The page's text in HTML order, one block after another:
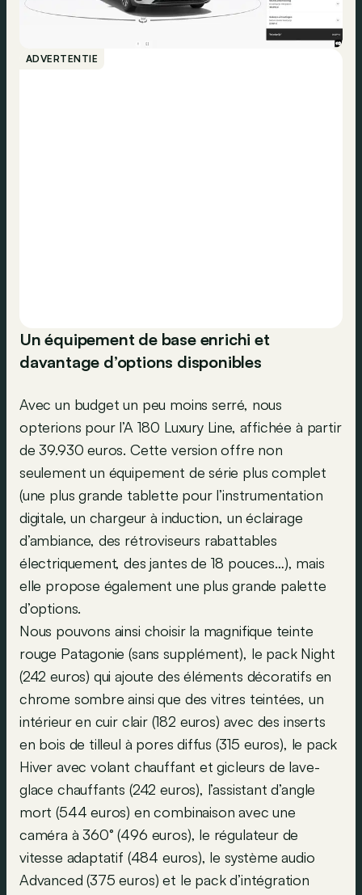
ADVERTENTIE
Un équipement de base enrichi et
davantage d’options disponibles
Avec un budget un peu moins serré, nous
opterions pour l’A 180 Luxury Line, affichée à partir
de 39.930 euros. Cette version offre non
seulement un équipement de série plus complet
(une plus grande tablette pour l’instrumentation
digitale, un chargeur à induction, un éclairage
d’ambiance, des rétroviseurs rabattables
électriquement, des jantes de 18 pouces…), mais
elle propose également une plus grande palette
d’options.
Nous pouvons ainsi choisir la magnifique teinte
rouge Patagonie (sans supplément), le pack Night
(242 euros) qui ajoute des éléments décoratifs en
chrome sombre ainsi que des vitres teintées, un
intérieur en cuir clair (182 euros) avec des inserts
en bois de tilleul à pores diffus (315 euros), le pack
Hiver avec volant chauffant et gicleurs de lave-
glace chauffants (242 euros), l’assistant d’angle
mort (544 euros) en combinaison avec une
caméra à 360° (496 euros), le régulateur de
vitesse adaptatif (484 euros), le système audio
Advanced (375 euros) et le pack d’intégration